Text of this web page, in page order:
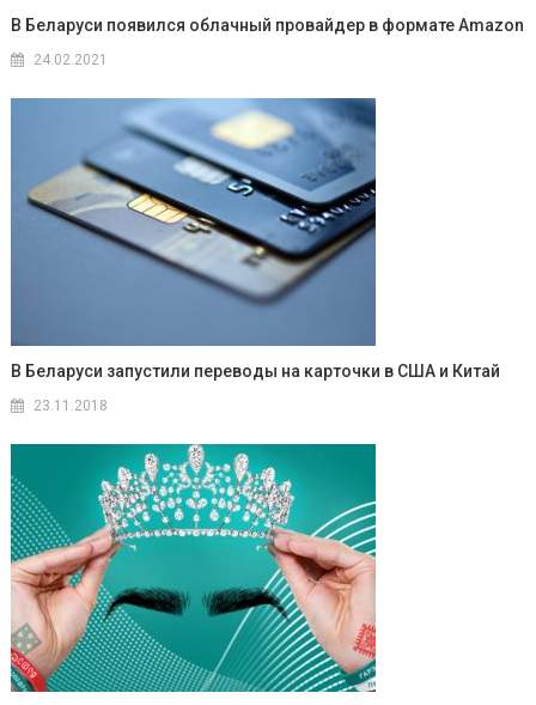
В Беларуси появился облачный провайдер в формате Amazon
24.02.2021
В Беларуси запустили переводы на карточки в США и Китай
23.11.2018